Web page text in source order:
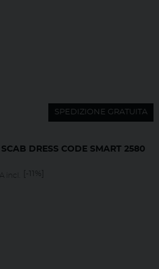
SPEDIZIONE GRATUITA
DRESS CODE SMART 2580
incl. [-11%]